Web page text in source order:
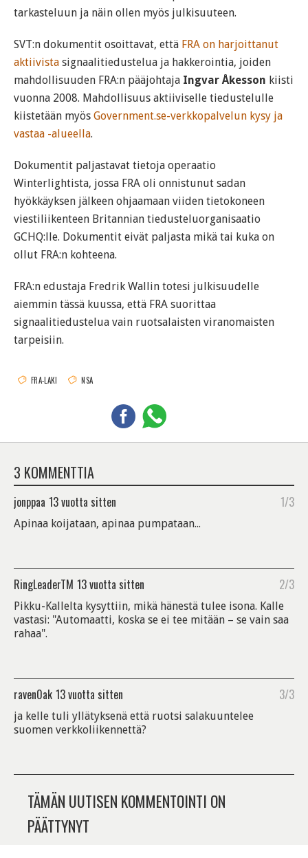
tarkasteluun ja näin ollen myös julkisuuteen.
SVT:n dokumentit osoittavat, että FRA on harjoittanut
aktiivista signaalitiedustelua ja hakkerointia, joiden
mahdollisuuden FRA:n pääjohtaja Ingvar Åkesson kiisti
vuonna 2008. Mahdollisuus aktiiviselle tiedustelulle
kiistetään myös Government.se-verkkopalvelun kysy ja
vastaa -alueella.
Dokumentit paljastavat tietoja operaatio
Winterlightista, jossa FRA oli onnistunut sadan
hyökkäyksen jälkeen ohjaamaan viiden tietokoneen
viestiliikenteen Britannian tiedusteluorganisaatio
GCHQ:lle. Dokumentit eivät paljasta mikä tai kuka on
ollut FRA:n kohteena.
FRA:n edustaja Fredrik Wallin totesi julkisuudelle
aiemmin tässä kuussa, että FRA suorittaa
signaalitiedustelua vain ruotsalaisten viranomaisten
tarpeisiin.
FRA-LAKI NSA
3 KOMMENTTIA
jonppaa 13 vuotta sitten 1/3
Apinaa koijataan, apinaa pumpataan...
RingLeaderTM 13 vuotta sitten 2/3
Pikku-Kallelta kysyttiin, mikä hänestä tulee isona. Kalle
vastasi: "Automaatti, koska se ei tee mitään – se vain saa
rahaa".
raven0ak 13 vuotta sitten 3/3
ja kelle tuli yllätyksenä että ruotsi salakuuntelee
suomen verkkoliikennettä?
TÄMÄN UUTISEN KOMMENTOINTI ON
PÄÄTTYNYT